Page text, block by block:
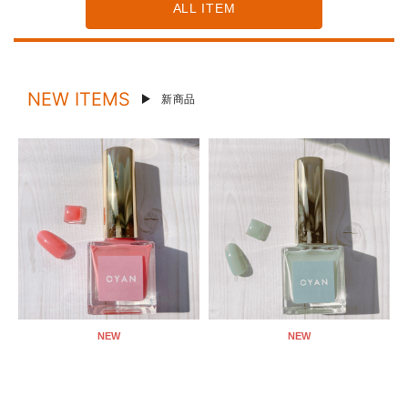
ALL ITEM
NEW ITEMS 新商品
NEW NEW